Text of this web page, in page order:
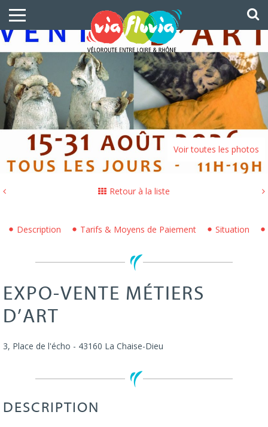
Voir toutes les photos
Retour à la liste
Description Tarifs & Moyens de Paiement Situation
EXPO-VENTE MÉTIERS
D’ART
3, Place de l'écho - 43160 La Chaise-Dieu
DESCRIPTION